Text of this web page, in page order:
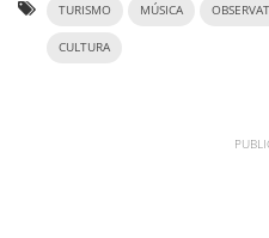
TURISMO MÚSICA
CULTURA